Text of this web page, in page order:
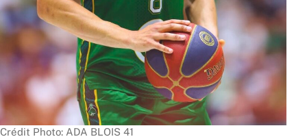
Crédit Photo: ADA BLOIS 41